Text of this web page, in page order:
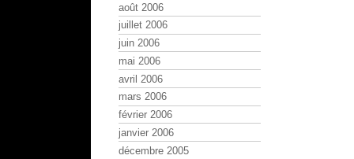
août 2006
juillet 2006
juin 2006
mai 2006
avril 2006
mars 2006
février 2006
janvier 2006
décembre 2005